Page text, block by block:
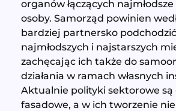
organów łączących
osoby. Samorząd powinien
bardziej partnersko
najmłodszych i najstarszych
zachęcając ich także do
działania w ramach własnych
Aktualnie polityki sektorowe są
fasadowe, a w ich tworzenie nie